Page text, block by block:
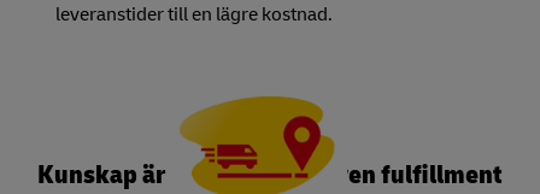
leveranstider till en lägre kostnad.
Kunskap är makt: Data-driven fulfillment